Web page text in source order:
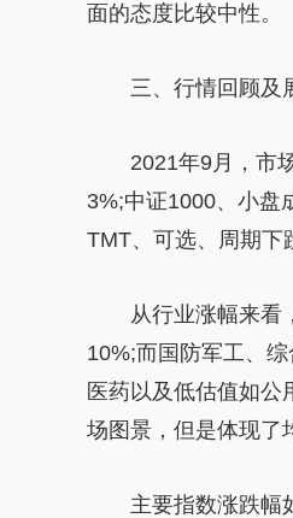
面的态度比较中性。
三、行情回顾及
2021年9月，市
3%;中证1000、小盘
TMT、可选、周期下
从行业涨幅来看
10%;而国防军工、
医药以及低估值如
场图景，但是体现了
主要指数涨跌幅